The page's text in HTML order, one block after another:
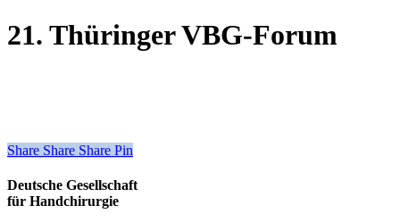
21. Thüringer VBG-Forum
Share
Share Share Share Pin
Deutsche Gesellschaft
für Handchirurgie